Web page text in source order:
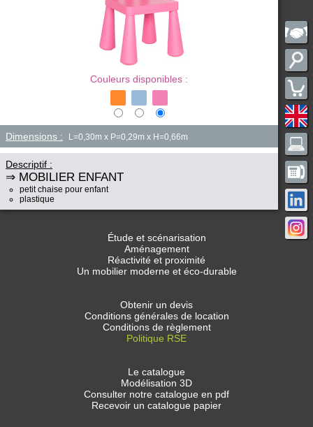
Couleurs disponibles :
Dimensions : L=0,30m x P=0,29m x H=0,66m
Descriptif :
⇒ MOBILIER ENFANT
petit chaise pour enfant
plastique
Étude et scénarisation
Aménagement
Réactivité et proximité
Un mobilier moderne et éco-durable
Obtenir un devis
Conditions générales de location
Conditions de règlement
Politique RSE
Le catalogue
Modélisation 3D
Consulter notre catalogue en pdf
Recevoir un catalogue papier